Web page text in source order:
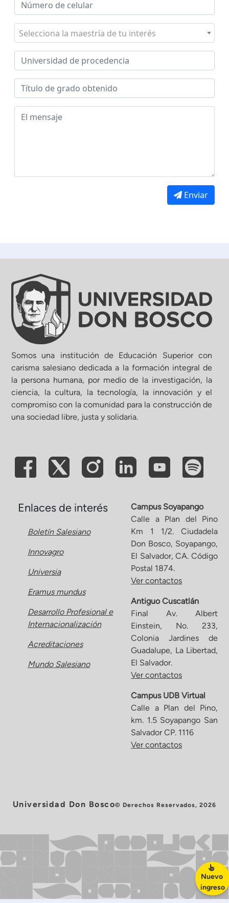
Administración y Finanzas
e Internacionalización
Calidad Académica
institucionales
Selecciona la maestría de tu interés
Enviar
Nuevo
ingreso
Somos una institución de Educación Superior con
carisma salesiano dedicada a la formación integral de
la persona humana, por medio de la investigación, la
ciencia, la cultura, la tecnología, la innovación y el
compromiso con la comunidad para la construcción de
una sociedad libre, justa y solidaria.
Enlaces de interés
Boletín Salesiano
Innovagro
Universia
Eramus mundus
Desarrollo Profesional e
Internacionalización
Acreditaciones
Mundo Salesiano
Campus Soyapango
Calle a Plan del Pino
Km 1 1/2. Ciudadela
Don Bosco, Soyapango,
El Salvador, CA. Código
Postal 1874.
Ver contactos
Antiguo Cuscatlán
Final Av. Albert
Einstein, No. 233,
Colonia Jardines de
Guadalupe, La Libertad,
El Salvador.
Ver contactos
Campus UDB Virtual
Calle a Plan del Pino,
km. 1.5 Soyapango San
Salvador CP. 1116
Ver contactos
Universidad Don Bosco© Derechos Reservados, 2026